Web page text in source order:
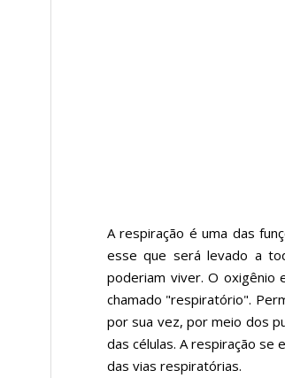
A respiração é uma das
esse que será levado a
poderiam viver. O oxigênio
chamado "respiratório".
por sua vez, por meio dos
das células. A respiração
das vias respiratórias.